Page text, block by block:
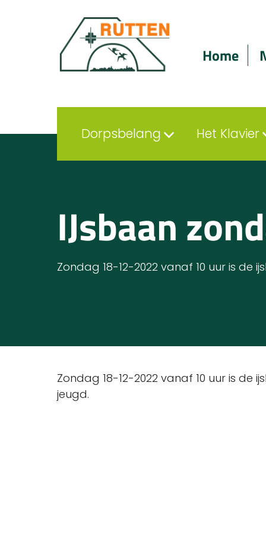
Home
Dorpsbelang Het Klavier
IJsbaan
Zondag 18-12-2022 vanaf 10 uur is
Zondag 18-12-2022 vanaf 10 uur is
jeugd.